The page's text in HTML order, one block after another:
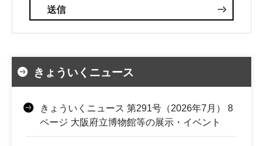
きょういくニュース
きょういくニュース 第291号（2026年7月） 8
ページ 大阪府立博物館等の展示・イベント